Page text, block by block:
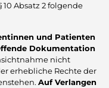
Absatz 2 folgende
und Patienten
Dokumentation
nicht
erhebliche Rechte der
Auf Verlangen